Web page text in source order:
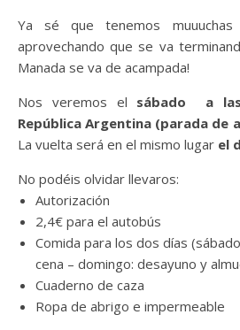
Ya sé que tenemos
aprovechando que se va
Manada se va de acampada!
Nos veremos el sábado a las
República Argentina (parada de
La vuelta será en el mismo lugar el
No podéis olvidar llevaros:
Autorización
2,4€ para el autobús
Comida para los dos días
cena – domingo: desayuno y
Cuaderno de caza
Ropa de abrigo e impermeable